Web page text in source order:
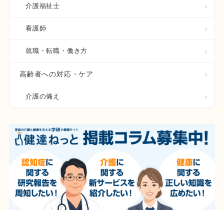
介護福祉士
看護師
就職・転職・働き方
高齢者への対応・ケア
介護の備え